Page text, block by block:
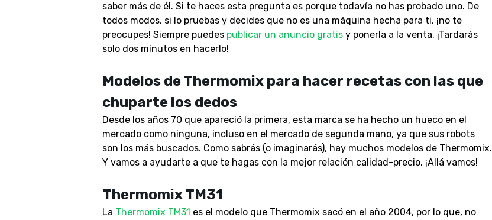
saber más de él. Si te haces esta pregunta es porque todavía no has probado uno. De
todos modos, si lo pruebas y decides que no es una máquina hecha para ti, ¡no te
preocupes! Siempre puedes publicar un anuncio gratisy ponerla a la venta. ¡Tardarás
solo dos minutos en hacerlo!
Modelos de Thermomix para hacer recetas con las que
chuparte los dedos
Desde los años 70 que apareció la primera, esta marca se ha hecho un hueco en el
mercado como ninguna, incluso en el mercado de segunda mano, ya que sus robots
son los más buscados. Como sabrás (o imaginarás), hay muchos modelos de Thermomix.
Y vamos a ayudarte a que te hagas con la mejor relación calidad-precio. ¡Allá vamos!
Thermomix TM31
La Thermomix TM31 es el modelo que Thermomix sacó en el año 2004, por lo que, no